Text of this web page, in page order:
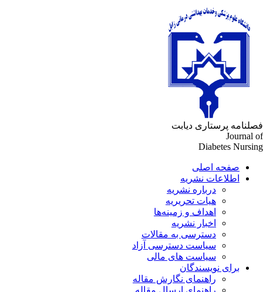
پرستاری دیابت
Journal
Diabetes
صفحه اصلی
اطلاعات نشریه
درباره نشریه
هیات تحریریه
اهداف و زمینه‌ها
اخبار نشریه
دسترسی به مقالات
سیاست دسترسی آزاد
سیاست های مالی
برای نویسندگان
راهنمای نگارش مقاله
راهنمای ارسال مقاله